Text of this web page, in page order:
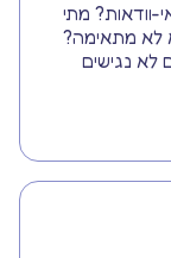
מתי
לא מתאימה?
לא נגישים